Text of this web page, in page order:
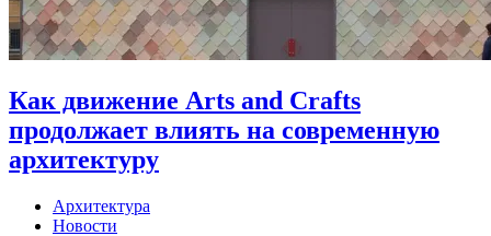
Как движение Arts and Crafts
продолжает влиять на современную
архитектуру
Архитектура
Новости